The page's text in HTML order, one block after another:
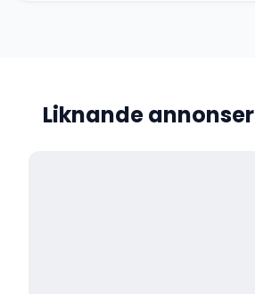
Liknande annonser